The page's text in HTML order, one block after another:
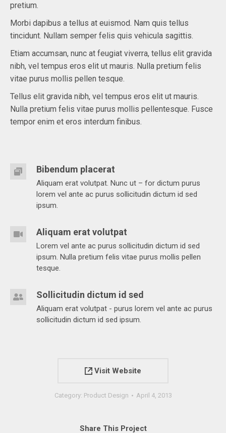
pretium.
Morbi dapibus a tellus at euismod. Nam quis tellus
tincidunt. Nullam semper felis quis vehicula sagittis.
Etiam accumsan, nunc at feugiat viverra, tellus elit gravida
nibh, vel tempus eros elit ut mauris. Nulla pretium felis
vitae purus mollis pellen tesque.
Tellus elit gravida nibh, vel tempus eros elit ut mauris.
Nulla pretium felis vitae purus mollis pellentesque. Fusce
tempor enim et eros interdum finibus.
Bibendum placerat
Aliquam erat volutpat. Nunc ut – for dictum purus
lorem vel ante ac purus sollicitudin dictum id sed
ipsum.
Aliquam erat volutpat
Lorem vel ante ac purus sollicitudin dictum id sed
ipsum. Nulla pretium felis vitae purus mollis pellen
tesque.
Sollicitudin dictum id sed
Aliquam erat volutpat - purus lorem vel ante ac purus
sollicitudin dictum id sed ipsum.
Visit Website
Category: Product Design April 4, 2013
Share This Project